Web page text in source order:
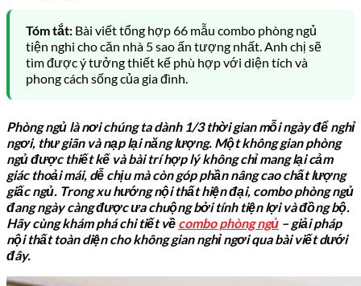
Tóm tắt: Bài viết tổng hợp 66 mẫu combo phòng ngủ
tiện nghi cho căn nhà 5 sao ấn tượng nhất. Anh chị sẽ
tìm được ý tưởng thiết kế phù hợp với diện tích và
phong cách sống của gia đình.
Phòng ngủ là nơi chúng ta dành 1/3 thời gian mỗi ngày để nghỉ
ngơi, thư giãn và nạp lại năng lượng. Một không gian phòng
ngủ được thiết kế và bài trí hợp lý không chỉ mang lại cảm
giác thoải mái, dễ chịu mà còn góp phần nâng cao chất lượng
giấc ngủ. Trong xu hướng nội thất hiện đại, combo phòng ngủ
đang ngày càng được ưa chuộng bởi tính tiện lợi và đồng bộ.
Hãy cùng khám phá chi tiết về combo phòng ngủ – giải pháp
nội thất toàn diện cho không gian nghỉ ngơi qua bài viết dưới
đây.